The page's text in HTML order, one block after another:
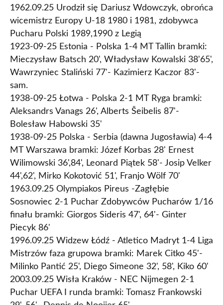
1962.09.25 Urodził się Dariusz Wdowczyk, obrońca
wicemistrz Europy U-18 1980 i 1981, zdobywca
Pucharu Polski 1989,1990 z Legią
1923-09-25 Estonia - Polska 1-4 MT Tallin bramki:
Mieczysław Batsch 20', Władysław Kowalski 38'65',
Wawrzyniec Staliński 77'- Kazimierz Kaczor 83'-
sam.
1938-09-25 Łotwa - Polska 2-1 MT Ryga bramki:
Aleksandrs Vanags 26', Alberts Šeibelis 87'-
Bolesław Habowski 35'
1938-09-25 Polska - Serbia (dawna Jugosławia) 4-4
MT Warszawa bramki: Józef Korbas 28' Ernest
Wilimowski 36',84', Leonard Piątek 58'- Josip Velker
44',62', Mirko Kokotović 51', Franjo Wölf 70'
1963.09.25 Olympiakos Pireus -Zagłębie
Sosnowiec 2-1 Puchar Zdobywców Pucharów 1/16
finału bramki: Giorgos Sideris 47', 64'- Ginter
Piecyk 86'
1996.09.25 Widzew Łódź - Atletico Madryt 1-4 Liga
Mistrzów faza grupowa bramki: Marek Citko 45'-
Milinko Pantić 25', Diego Simeone 32', 58', Kiko 60'
2003.09.25 Wisła Kraków - NEC Nijmegen 2-1
Puchar UEFA I runda bramki: Tomasz Frankowski